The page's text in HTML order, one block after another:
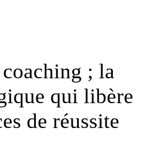
; la
qui libère
de réussite